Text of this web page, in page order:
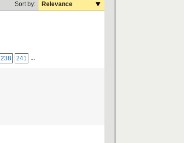
Sort by: Relevance
238 241 ...